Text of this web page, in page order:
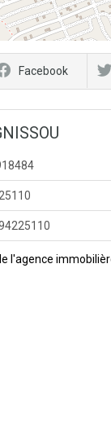
Facebook
l'agence